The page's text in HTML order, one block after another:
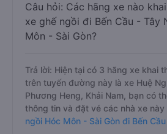
Câu hỏi: Các hãng xe nào
xe ghế ngồi đi Bến Cầu - Tây
Môn - Sài Gòn?
Trả lời: Hiện tại có 3 hãng xe khai
trên tuyến đường này là xe Huệ
Phương Heng, Khải Nam, bạn có
thông tin và đặt vé các nhà xe này
ngồi Hóc Môn - Sài Gòn đi Bến